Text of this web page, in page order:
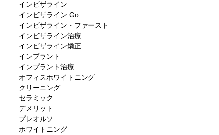
インビザライン
インビザライン Go
インビザライン・ファースト
インビザライン治療
インビザライン矯正
インプラント
インプラント治療
オフィスホワイトニング
クリーニング
セラミック
デメリット
プレオルソ
ホワイトニング